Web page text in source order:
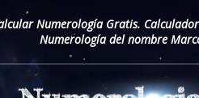
Numerología Gratis.
Numerología del nombre